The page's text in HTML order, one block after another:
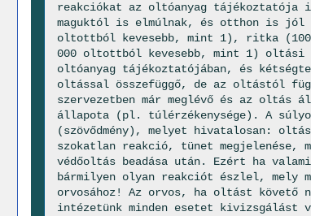
reakciókat az oltóanyag tájékoztatója
maguktól is elmúlnak, és otthon is jól
oltottból kevesebb, mint 1), ritka
000 oltottból kevesebb, mint 1) oltási
oltóanyag tájékoztatójában, és
oltással összefüggő, de az oltástól
szervezetben már meglévő és az
állapota (pl. túlérzékenysége). A
(szövődmény), melyet hivatalosan:
szokatlan reakció, tünet megjelenése,
védőoltás beadása után. Ezért ha
bármilyen olyan reakciót észlel,
orvosához! Az orvos, ha oltást követő
intézetünk minden esetet kivizsgálást